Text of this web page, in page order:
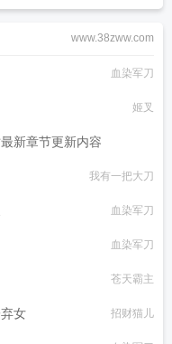
www.38zww.com
血染军刀
姬叉
新章节更新内容
喝碗羊杂汤
我有一把大刀
血染军刀
血染军刀
苍天霸主
女 招财猫儿